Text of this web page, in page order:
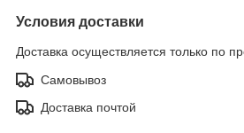
Условия доставки
Доставка осуществляется только по
Самовывоз
Доставка почтой